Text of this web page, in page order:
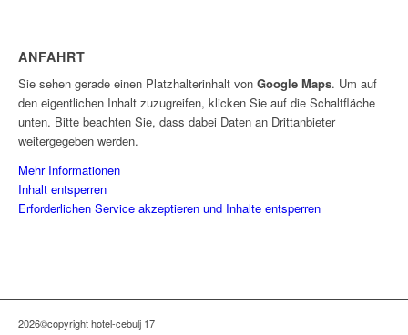
ANFAHRT
Sie sehen gerade einen Platzhalterinhalt von Google Maps. Um auf
den eigentlichen Inhalt zuzugreifen, klicken Sie auf die Schaltfläche
unten. Bitte beachten Sie, dass dabei Daten an Drittanbieter
weitergegeben werden.
Mehr Informationen
Inhalt entsperren
Erforderlichen Service akzeptieren und Inhalte entsperren
2026©copyright hotel-cebulj 17